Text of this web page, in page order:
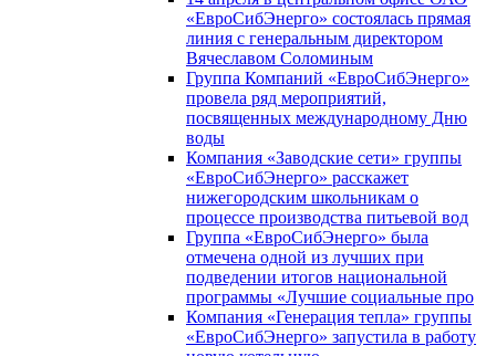
«ЕвроСибЭнерго» состоялась прямая
линия с генеральным директором
Вячеславом Соломиным
Группа Компаний «ЕвроСибЭнерго»
провела ряд мероприятий,
посвященных международному Дню
воды
Компания «Заводские сети» группы
«ЕвроСибЭнерго» расскажет
нижегородским школьникам о
процессе производства питьевой вод
Группа «ЕвроСибЭнерго» была
отмечена одной из лучших при
подведении итогов национальной
программы «Лучшие социальные про
Компания «Генерация тепла» группы
«ЕвроСибЭнерго» запустила в работу